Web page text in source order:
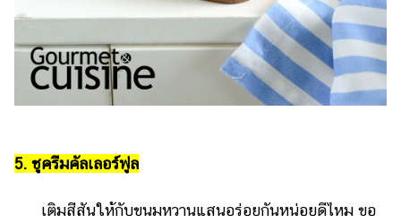
5. ชูครีมคัลเลอร์ฟูล
เติมสีสันให้กับขนมหวานแสนอร่อยกันหน่อยดีไหม ขอ